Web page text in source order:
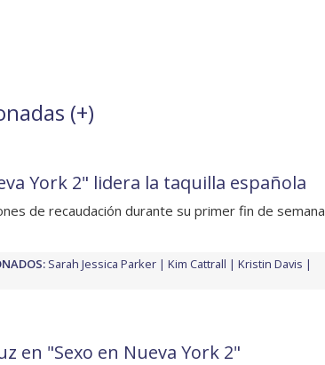
(+)
York 2" lidera la taquilla española
de recaudación durante su primer fin de semana
Sarah Jessica Parker Kim Cattrall
Kristin Davis
en "Sexo en Nueva York 2"